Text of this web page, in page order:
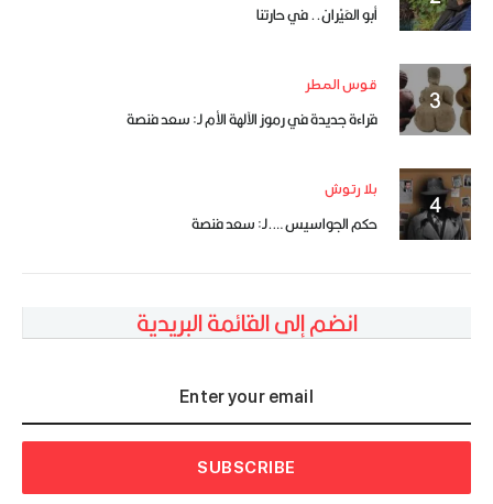
أبو العَيْران.. في حارتنا
قوس المطر
قراءة جديدة في رموز الآلهة الأم لـ: سعد فنصة
بلا رتوش
حكم الجواسيس ….لـ: سعد فنصة
انضم إلى القائمة البريدية
SUBSCRIBE